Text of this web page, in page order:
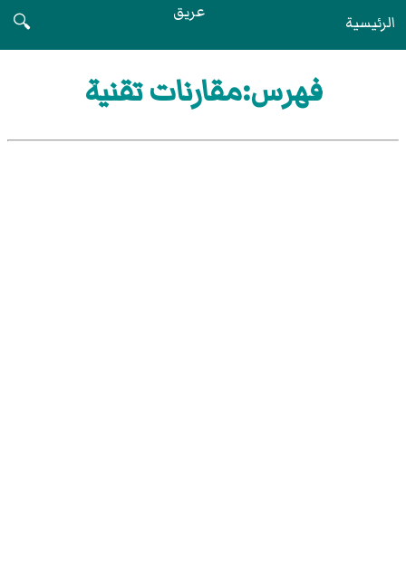
الرئيسية عريق
🔍
فهرس:مقارنات تقنية